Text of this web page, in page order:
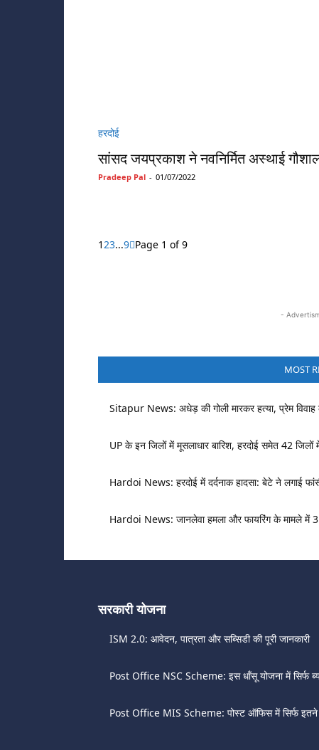
हरदोई
सांसद जयप्रकाश ने नवनिर्मित अस्थाई
Pradeep Pal - 01/07/2022
123...9 Page 1 of 9
-
MOST
Sitapur News: अधेड़ की गोली मारकर हत्या, प्रेम विवाह
UP के इन जिलों में मूसलाधार बारिश, हरदोई समेत 42 जिलों
Hardoi News: हरदोई में दर्दनाक हादसा: बेटे ने लगाई
Hardoi News: जानलेवा हमला और फायरिंग के मामले में 3
सरकारी योजना
ISM 2.0: आवेदन, पात्रता और सब्सिडी की पूरी जानकारी
Post Office NSC Scheme: इस धाँसू योजना में सिर्फ
Post Office MIS Scheme: पोस्ट ऑफिस में सिर्फ